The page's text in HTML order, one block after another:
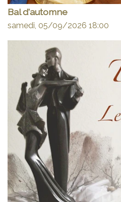
Bal d'automne
samedi, 05/09/2026 18:00